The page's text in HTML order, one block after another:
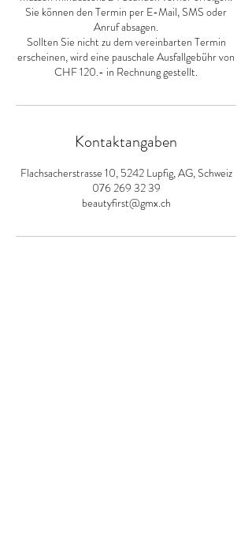
Sie können den Termin per E-Mail, SMS oder
Anruf absagen.
Sollten Sie nicht zu dem vereinbarten Termin
erscheinen, wird eine pauschale Ausfallgebühr von
CHF 120.- in Rechnung gestellt.
Kontaktangaben
Flachsacherstrasse 10, 5242 Lupfig, AG, Schweiz
076 269 32 39
beautyfirst@gmx.ch